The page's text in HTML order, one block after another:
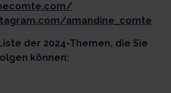
amandine_comte
der 2024-Themen, die Sie
können: